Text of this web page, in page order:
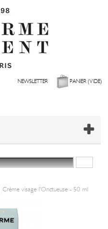
NEWSLETTER PANIER(VIDE)
Crème visage l'Onctueuse - 50 ml